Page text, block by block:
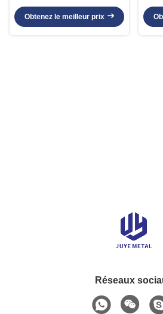
350mm - de 700mm
Obtenez le meilleur prix
Réseaux